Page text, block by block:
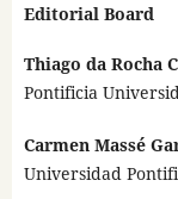
Editorial Board
Thiago da Rocha
Pontificia
Carmen Massé
Universidad